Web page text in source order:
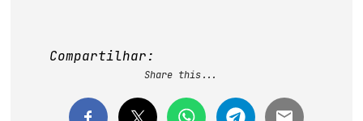
Compartilhar:
Share this...